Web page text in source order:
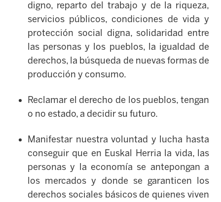
digno, reparto del trabajo y de la riqueza,
servicios públicos, condiciones de vida y
protección social digna, solidaridad entre
las personas y los pueblos, la igualdad de
derechos, la búsqueda de nuevas formas de
producción y consumo.
Reclamar el derecho de los pueblos, tengan
o no estado, a decidir su futuro.
Manifestar nuestra voluntad y lucha hasta
conseguir que en Euskal Herria la vida, las
personas y la economía se antepongan a
los mercados y donde se garanticen los
derechos sociales básicos de quienes viven